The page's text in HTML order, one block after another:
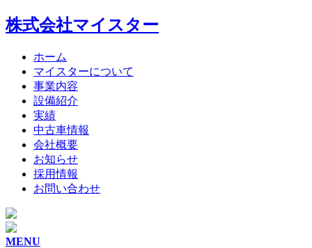
株式会社マイスター
ホーム
マイスターについて
事業内容
設備紹介
実績
中古車情報
会社概要
お知らせ
採用情報
お問い合わせ
MENU